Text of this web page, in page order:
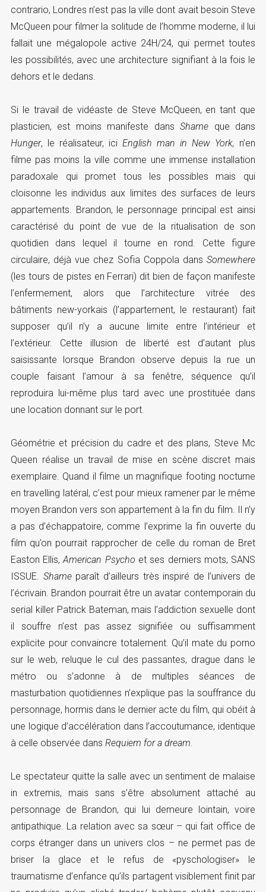
contrario, Londres n’est pas la ville dont avait besoin Steve
McQueen pour filmer la solitude de l’homme moderne, il lui
fallait une mégalopole active 24H/24, qui permet toutes
les possibilités, avec une architecture signifiant à la fois le
dehors et le dedans.
Si le travail de vidéaste de Steve McQueen, en tant que
plasticien, est moins manifeste dansShame que dans
Hunger, le réalisateur, ici English man in New York, n’en
filme pas moins la ville comme une immense installation
paradoxale qui promet tous les possibles mais qui
cloisonne les individus aux limites des surfaces de leurs
appartements. Brandon, le personnage principal est ainsi
caractérisé du point de vue de la ritualisation de son
quotidien dans lequel il tourne en rond. Cette figure
circulaire, déjà vue chez Sofia Coppola dansSomewhere
(les tours de pistes en Ferrari) dit bien de façon manifeste
l’enfermement, alors que l’architecture vitrée des
bâtiments new-yorkais (l’appartement, le restaurant) fait
supposer qu’il n’y a aucune limite entre l’intérieur et
l’extérieur. Cette illusion de liberté est d’autant plus
saisissante lorsque Brandon observe depuis la rue un
couple faisant l’amour à sa fenêtre, séquence qu’il
reproduira lui-même plus tard avec une prostituée dans
une location donnant sur le port.
Géométrie et précision du cadre et des plans, Steve Mc
Queen réalise un travail de mise en scène discret mais
exemplaire. Quand il filme un magnifique footing nocturne
en travelling latéral, c’est pour mieux ramener par le même
moyen Brandon vers son appartement à la fin du film. Il n’y
a pas d’échappatoire, comme l’exprime la fin ouverte du
film qu’on pourrait rapprocher de celle du roman de Bret
Easton Ellis,American Psycho et ses derniers mots, SANS
ISSUE. Shameparaît d’ailleurs très inspiré de l’univers de
l’écrivain. Brandon pourrait être un avatar contemporain du
serial killer Patrick Bateman, mais l’addiction sexuelle dont
il souffre n’est pas assez signifiée ou suffisamment
explicite pour convaincre totalement. Qu’il mate du porno
sur le web, reluque le cul des passantes, drague dans le
métro ou s’adonne à de multiples séances de
masturbation quotidiennes n’explique pas la souffrance du
personnage, hormis dans le dernier acte du film, qui obéit à
une logique d’accélération dans l’accoutumance, identique
à celle observée dans Requiem for a dream.
Le spectateur quitte la salle avec un sentiment de malaise
in extremis, mais sans s’être absolument attaché au
personnage de Brandon, qui lui demeure lointain, voire
antipathique. La relation avec sa sœur – qui fait office de
corps étranger dans un univers clos – ne permet pas de
briser la glace et le refus de «pyschologiser» le
traumatisme d’enfance qu’ils partagent visiblement finit par